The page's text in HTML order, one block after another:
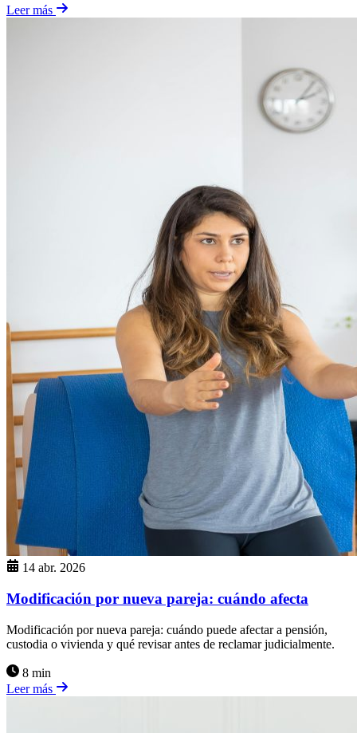
Leer más
14 abr. 2026
Modificación por nueva pareja: cuándo afecta
Modificación por nueva pareja: cuándo puede afectar a pensión,
custodia o vivienda y qué revisar antes de reclamar judicialmente.
8 min
Leer más